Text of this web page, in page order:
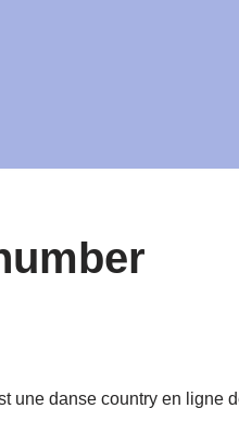
une danse country en ligne